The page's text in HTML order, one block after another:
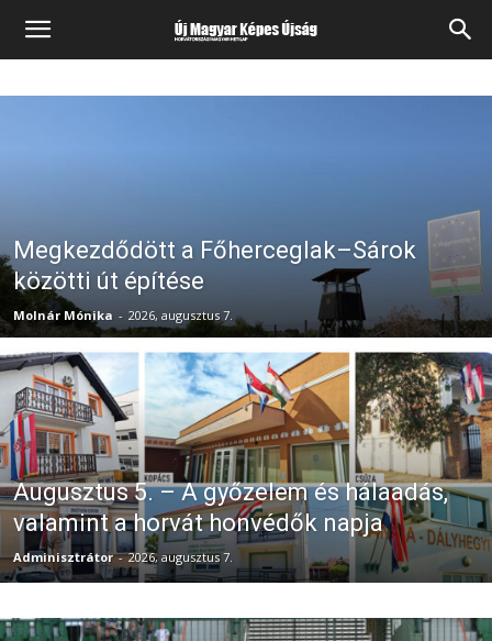
Megkezdődött a Főherceglak–Sárok
közötti út építése
Molnár Mónika - 2026, augusztus 7.
Augusztus 5. – A győzelem és hálaadás,
valamint a horvát honvédők napja
Adminisztrátor - 2026, augusztus 7.